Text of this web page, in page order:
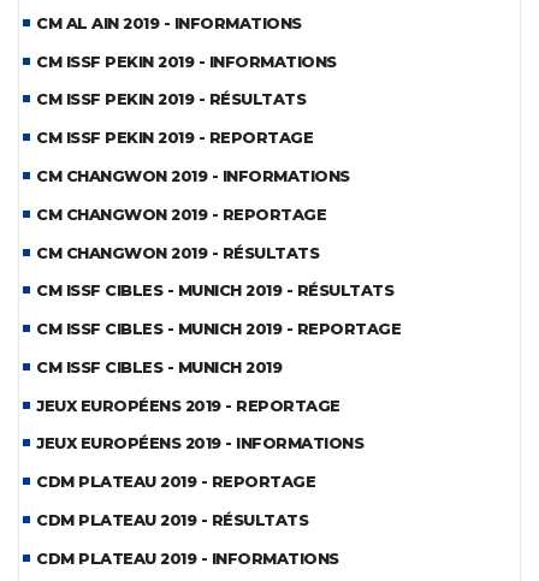
CM AL AIN 2019 - INFORMATIONS
CM ISSF PEKIN 2019 - INFORMATIONS
CM ISSF PEKIN 2019 - RÉSULTATS
CM ISSF PEKIN 2019 - REPORTAGE
CM CHANGWON 2019 - INFORMATIONS
CM CHANGWON 2019 - REPORTAGE
CM CHANGWON 2019 - RÉSULTATS
CM ISSF CIBLES - MUNICH 2019 - RÉSULTATS
CM ISSF CIBLES - MUNICH 2019 - REPORTAGE
CM ISSF CIBLES - MUNICH 2019
JEUX EUROPÉENS 2019 - REPORTAGE
JEUX EUROPÉENS 2019 - INFORMATIONS
CDM PLATEAU 2019 - REPORTAGE
CDM PLATEAU 2019 - RÉSULTATS
CDM PLATEAU 2019 - INFORMATIONS